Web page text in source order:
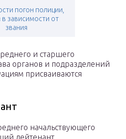
погон полиции,
в зависимости от
звания
и старшего
органов и подразделений
присваиваются
начальствующего
лейтенант.